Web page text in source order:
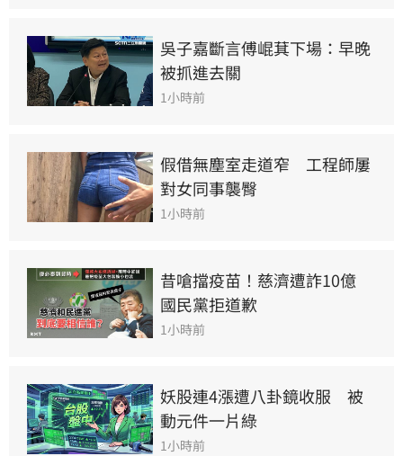
吳子嘉斷言傅崐萁下場：早晚
被抓進去關
1小時前
假借無塵室走道窄　工程師屢
對女同事襲臀
1小時前
昔嗆擋疫苗！慈濟遭詐10億
國民黨拒道歉
1小時前
妖股連4漲遭八卦鏡收服　被
動元件一片綠
1小時前